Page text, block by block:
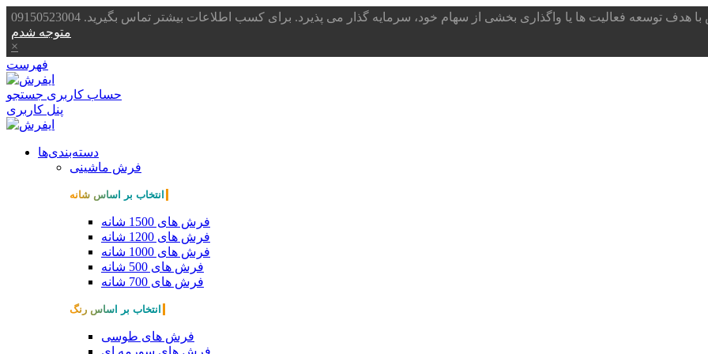
با هدف توسعه فعالیت ها یا واگذاری بخشی از سهام خود، سرمایه گذار می پذیرد. برای کسب اطلاعات بیشتر تماس بگیرید. 09150523004
متوجه شدم
×
فهرست
حساب کاربری جستجو
پنل کاربری
دسته‌بندی‌ها
فرش ماشینی
انتخاب بر اساس شانه
فرش های 1500 شانه
فرش های 1200 شانه
فرش های 1000 شانه
فرش های 500 شانه
فرش های 700 شانه
انتخاب بر اساس رنگ
فرش های طوسی
فرش های سورمه ای